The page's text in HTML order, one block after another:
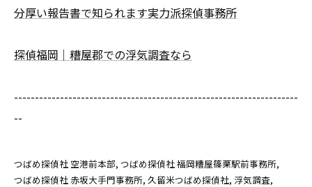
分厚い報告書で知られます実力派探偵事務所
探偵福岡｜糟屋郡での浮気調査なら
--------------------------------------------------------------------
--
つばめ探偵社 空港前本部 つばめ探偵社 福岡糟屋篠栗駅前事務所
つばめ探偵社 赤坂大手門事務所 久留米つばめ探偵社 浮気調査